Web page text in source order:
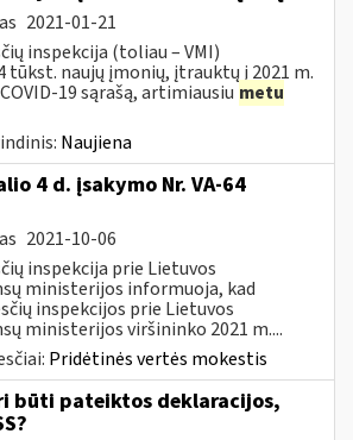
2021-01-21
inspekcija (toliau – VMI)
tūkst. naujų įmonių, įtrauktų į 2021 m.
19 sąrašą, artimiausiu metu
Naujiena
4 d. įsakymo Nr. VA-64
2021-10-06
inspekcija prie Lietuvos
ministerijos informuoja, kad
inspekcijos prie Lietuvos
ministerijos viršininko 2021 m....
Pridėtinės vertės mokestis
būti pateiktos deklaracijos,